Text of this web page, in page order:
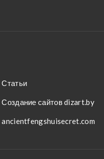
Статьи
Создание сайтов dizart.by
ancientfengshuisecret.com